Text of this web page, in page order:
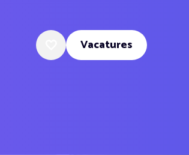
Favoriete vacatures
Vacatures